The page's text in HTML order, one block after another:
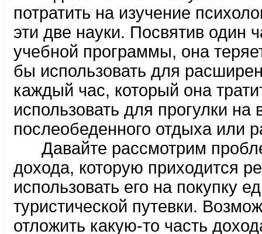
потратить на изучение
эти две науки. Посвятив один
учебной программы, она
бы использовать для
каждый час, который она
использовать для прогулки
послеобеденного отдыха или
Давайте рассмотрим
дохода, которую приходится
использовать его на покупку
туристической путевки.
отложить какую-то часть